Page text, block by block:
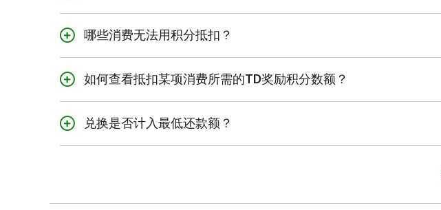
TD旅行Visa*白金卡
TD奖励Visa*卡
TD商务旅行Visa卡*
TD商务旅行Visa*卡持卡人如要兑换TD奖励积分以抵扣消费，必须将其企业资料与
个人银行服务个人资料合并。请致电1-800-387-2828以合并个人资料。
您可以通过兑换积分来抵扣过去3个月度银行对账单周期 (含当前的银行对账单) 内
的任何合资格消费1 。
哪些消费无法用积分抵扣？
您无法通过兑换积分抵扣下列消费：
信用卡提现 (包括余额转账、类似现金交易和TD Visa支票)
利息收费
费用
如何查看抵扣某项消费所需的TD奖励积分数额？
在您选择要兑换的合资格交易1时，屏幕上会显示所需的TD奖励积分。
兑换是否计入最低还款额？
不计入。如果您不是一次性还清账户余额，则此贷记项目不会计入您的最低还款